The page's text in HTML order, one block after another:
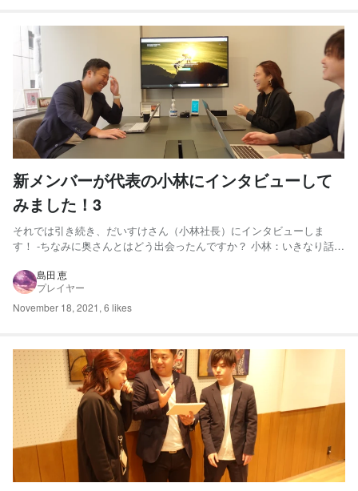
新メンバーが代表の小林にインタビューして
みました！3
それでは引き続き、だいすけさん（小林社長）にインタビューしま
す！ -ちなみに奥さんとはどう出会ったんですか？ 小林：いきなり話を
ね！ -え、どういうことですか？笑 小林：その当時、私はその中華料理
屋でアルバイトをしていて、その店に奥さんが ア...
島田 恵
プレイヤー
November 18, 2021 , 6 likes